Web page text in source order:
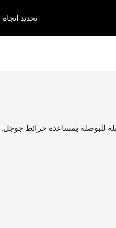
تحديد اتجاه
للبوصلة بمساعدة خرائط جوجل.